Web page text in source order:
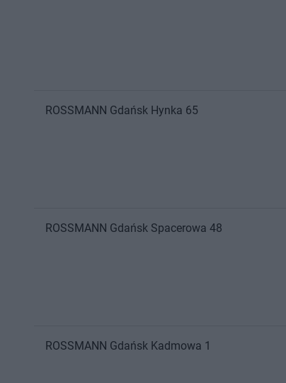
ROSSMANN Gdańsk Hynka 65
ROSSMANN Gdańsk Spacerowa 48
ROSSMANN Gdańsk Kadmowa 1